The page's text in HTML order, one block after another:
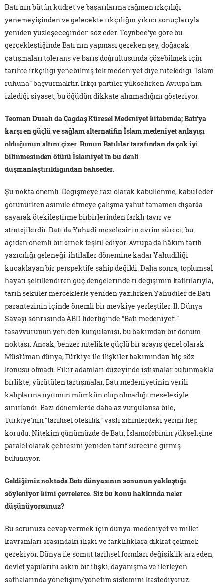
Batı'nın bütün kudret ve başarılarına rağmen ırkçılığı
yenemeyişinden ve gelecekte ırkçılığın yıkıcı sonuçlarıyla
yeniden yüzleşeceğinden söz eder. Toynbee'ye göre bu
gerçekleştiğinde Batı'nın yapması gereken şey, doğacak
çatışmaları tolerans ve barış doğrultusunda çözebilmek için
tarihte ırkçılığı yenebilmiş tek medeniyet diye nitelediği "İslam
ruhuna" başvurmaktır. Irkçı partiler yükselirken Avrupa'nın
izlediği siyaset, bu öğüdün dikkate alınmadığını gösteriyor.
Teoman Duralı da Çağdaş Küresel Medeniyet kitabında; Batı'ya
karşı en güçlü ve sağlam alternatifin İslam medeniyet anlayışı
olduğunun altını çizer. Bunun Batılılar tarafından da çok iyi
bilinmesinden ötürü İslamiyet'in bu denli
düşmanlaştırıldığından bahseder.
Şu nokta önemli. Değişmeye razı olarak kabullenme, kabul eder
görünürken asimile etmeye çalışma yahut tamamen dışarda
sayarak ötekileştirme birbirlerinden farklı tavır ve
stratejilerdir. Batı'da Yahudi meselesinin evrim süreci, bu
açıdan önemli bir örnek teşkil ediyor. Avrupa'da hâkim tarih
yazıcılığı geleneği, ihtilaller dönemine kadar Yahudiliği
kucaklayan bir perspektife sahip değildi. Daha sonra, toplumsal
hayatı şekillendiren güç dengelerindeki değişimin katkılarıyla,
tarih seküler merceklerle yeniden yazılırken Yahudiler de Batı
parantezinin içinde önemli bir mevkiye yerleştiler. II. Dünya
Savaşı sonrasında ABD liderliğinde "Batı medeniyeti"
tasavvurunun yeniden kurgulanışı, bu bakımdan bir dönüm
noktası. Ancak, benzer nitelikte güçlü bir arayış genel olarak
Müslüman dünya, Türkiye ile ilişkiler bakımından hiç söz
konusu olmadı. Fikir adamları düzeyinde istisnalar bulunmakla
birlikte, yürütülen tartışmalar, Batı medeniyetinin verili
kalıplarına uyumun mümkün olup olmadığı meselesiyle
sınırlandı. Bazı dönemlerde daha az vurgulansa bile,
Türkiye'nin "tarihsel ötekilik" vasfı zihinlerdeki yerini hep
korudu. Nitekim günümüzde de Batı, İslamofobinin yükselişine
paralel olarak çehresini yeniden tarif sürecine girmiş
bulunuyor.
Geldiğimiz noktada Batı dünyasının sonunun yaklaştığı
söyleniyor kimi çevrelerce. Siz bu konu hakkında neler
düşünüyorsunuz?
Bu sorunuza cevap vermek için dünya, medeniyet ve millet
kavramları arasındaki ilişki ve farklılıklara dikkat çekmek
gerekiyor. Dünya ile somut tarihsel formları değişiklik arz eden,
devlet yapılarını aşkın bir ilişki, dayanışma ve ilerleyen
safhalarında yönetişim/yönetim sistemini kastediyoruz.